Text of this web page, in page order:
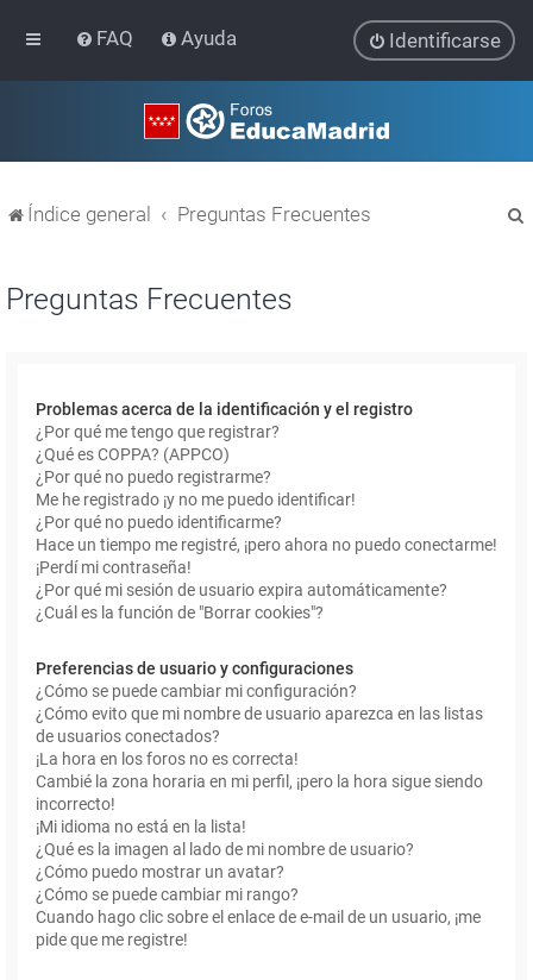
FAQ Ayuda Identificarse
Índice general Preguntas Frecuentes
Preguntas Frecuentes
Problemas acerca de la identificación y el registro
¿Por qué me tengo que registrar?
¿Qué es COPPA? (APPCO)
¿Por qué no puedo registrarme?
Me he registrado ¡y no me puedo identificar!
¿Por qué no puedo identificarme?
Hace un tiempo me registré, ¡pero ahora no puedo conectarme!
¡Perdí mi contraseña!
¿Por qué mi sesión de usuario expira automáticamente?
¿Cuál es la función de "Borrar cookies"?
Preferencias de usuario y configuraciones
¿Cómo se puede cambiar mi configuración?
¿Cómo evito que mi nombre de usuario aparezca en las listas
de usuarios conectados?
¡La hora en los foros no es correcta!
Cambié la zona horaria en mi perfil, ¡pero la hora sigue siendo
incorrecto!
¡Mi idioma no está en la lista!
¿Qué es la imagen al lado de mi nombre de usuario?
¿Cómo puedo mostrar un avatar?
¿Cómo se puede cambiar mi rango?
Cuando hago clic sobre el enlace de e-mail de un usuario, ¡me
pide que me registre!